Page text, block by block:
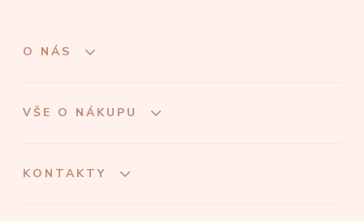
O NÁS
VŠE O NÁKUPU
KONTAKTY